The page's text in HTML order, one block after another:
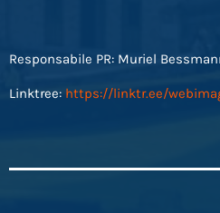
Responsabile PR: Muriel
Linktree: https://linktr.ee/